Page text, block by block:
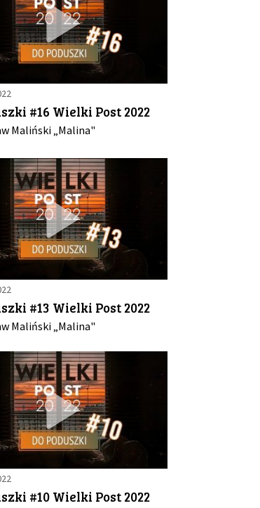
#16 Wielki Post 2022
Maliński „Malina"
#13 Wielki Post 2022
Maliński „Malina"
#10 Wielki Post 2022